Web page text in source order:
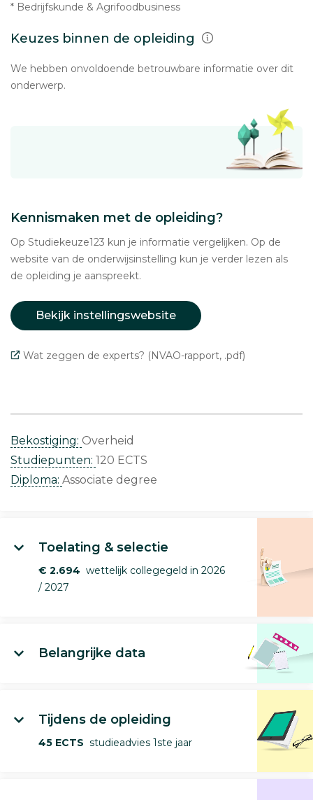
* Bedrijfskunde & Agrifoodbusiness
Keuzes binnen de opleiding
We hebben onvoldoende betrouwbare informatie over dit
onderwerp.
Kennismaken met de opleiding?
Op Studiekeuze123 kun je informatie vergelijken. Op de
website van de onderwijsinstelling kun je verder lezen als
de opleiding je aanspreekt.
Bekijk instellingswebsite
Wat zeggen de experts? (NVAO-rapport, .pdf)
Bekostiging: Overheid
Studiepunten: 120 ECTS
Diploma: Associate degree
Toelating & selectie
€ 2.694 wettelijk collegegeld in 2026
/ 2027
Belangrijke data
Tijdens de opleiding
45 ECTS studieadvies 1ste jaar